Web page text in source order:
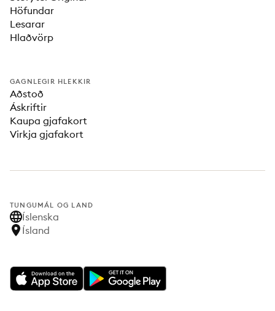
Höfundar
Lesarar
Hlaðvörp
GAGNLEGIR HLEKKIR
Aðstoð
Áskriftir
Kaupa gjafakort
Virkja gjafakort
TUNGUMÁL OG LAND
Íslenska
Ísland